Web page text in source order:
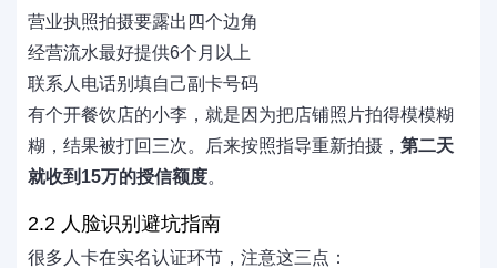
营业执照拍摄要露出四个边角
经营流水最好提供6个月以上
联系人电话别填自己副卡号码
有个开餐饮店的小李，就是因为把店铺照片拍得模模糊
糊，结果被打回三次。后来按照指导重新拍摄， 第二天
就收到15万的授信额度。
2.2 人脸识别避坑指南
很多人卡在实名认证环节，注意这三点：